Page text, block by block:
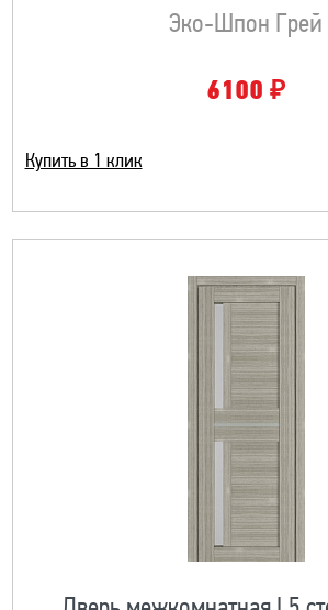
Эко-Шпон Грей
6100 ₽
Купить в 1 клик